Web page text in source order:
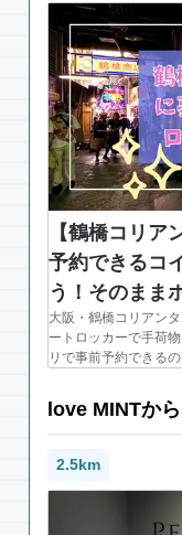
【鶴橋コリア
予約できるコ
う！そのまま
大阪・鶴橋コリアン
ートロッカーで手荷
リで事前予約できる
love MINTか
2.5km